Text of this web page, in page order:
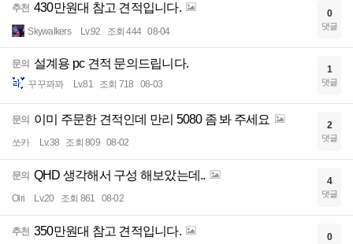
추천 430만원대 참고 견적입니다.
Skywalkers Lv.92 조회 444 08-04
0
댓글
문의 설계용 pc 견적 문의드립니다.
꾸꾸꽈꽈 Lv.81 조회 718 08-03
1
댓글
문의 이미 주문한 견적인데 만리 5080 좀 봐 주세요
쏘카 Lv.38 조회 809 08-02
2
댓글
문의 QHD 생각해서 구성 해보았는데..
Olri Lv.20 조회 861 08-02
4
댓글
추천 350만원대 참고 견적입니다. 0